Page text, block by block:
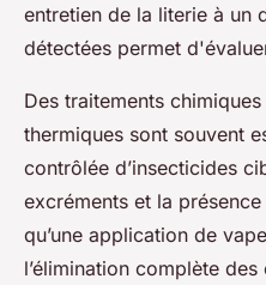
entretien de la literie à un
détectées permet
Des traitements
thermiques sont souvent
contrôlée d’insecticides
excréments et la
qu’une application de
l’élimination complète